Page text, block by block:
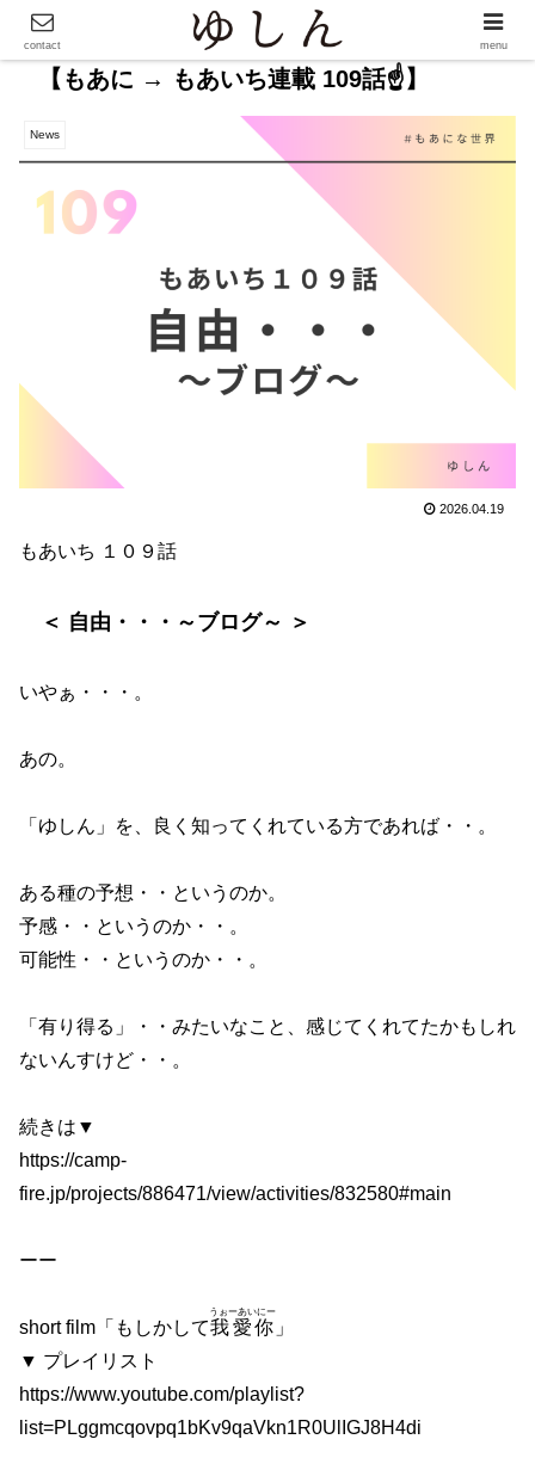
【もあに → もあいち連載 109話☝️】
News
2026.04.19
もあいち １０９話
＜ 自由・・・～ブログ～ ＞
いやぁ・・・。
あの。
「ゆしん」を、良く知ってくれている方であれば・・。
ある種の予想・・というのか。
予感・・というのか・・。
可能性・・というのか・・。
「有り得る」・・みたいなこと、感じてくれてたかもしれ
ないんすけど・・。
続きは▼
https://camp-
fire.jp/projects/886471/view/activities/832580#main
ーー
short film「もしかして我愛你
うぉーあいにー
」
▼ プレイリスト
https://www.youtube.com/playlist?
list=PLggmcqovpq1bKv9qaVkn1R0UlIGJ8H4di
contact menu